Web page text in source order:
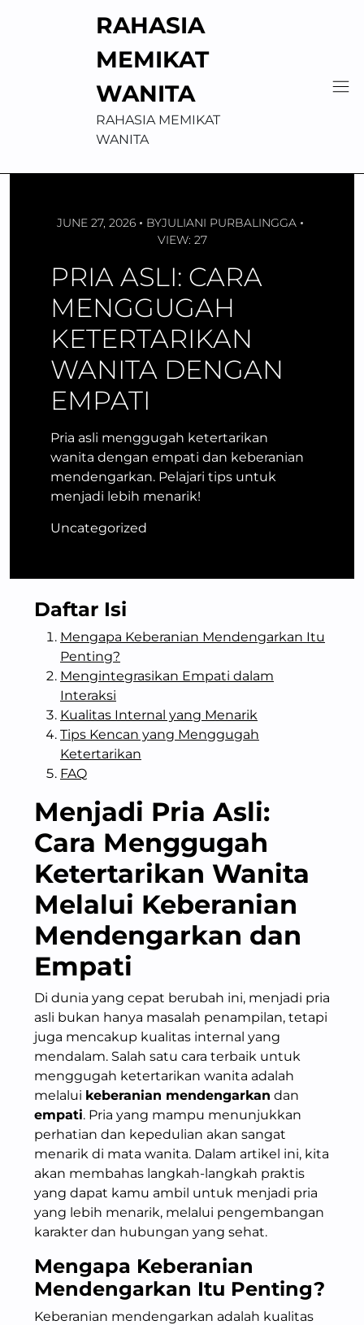
RAHASIA
MEMIKAT
WANITA
RAHASIA MEMIKAT
WANITA
JUNE 27, 2026 BYJULIANI PURBALINGGA
VIEW: 27
PRIA ASLI: CARA
MENGGUGAH
KETERTARIKAN
WANITA DENGAN
EMPATI
Pria asli menggugah ketertarikan
wanita dengan empati dan keberanian
mendengarkan. Pelajari tips untuk
menjadi lebih menarik!
Uncategorized
Daftar Isi
Mengapa Keberanian Mendengarkan Itu
Penting?
Mengintegrasikan Empati dalam
Interaksi
Kualitas Internal yang Menarik
Tips Kencan yang Menggugah
Ketertarikan
FAQ
Menjadi Pria Asli:
Cara Menggugah
Ketertarikan Wanita
Melalui Keberanian
Mendengarkan dan
Empati
Di dunia yang cepat berubah ini, menjadi pria
asli bukan hanya masalah penampilan, tetapi
juga mencakup kualitas internal yang
mendalam. Salah satu cara terbaik untuk
menggugah ketertarikan wanita adalah
melalui keberanian mendengarkan dan
empati. Pria yang mampu menunjukkan
perhatian dan kepedulian akan sangat
menarik di mata wanita. Dalam artikel ini, kita
akan membahas langkah-langkah praktis
yang dapat kamu ambil untuk menjadi pria
yang lebih menarik, melalui pengembangan
karakter dan hubungan yang sehat.
Mengapa Keberanian
Mendengarkan Itu Penting?
Keberanian mendengarkan adalah kualitas